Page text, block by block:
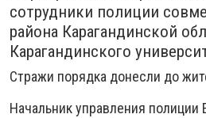
сотрудники полиции
района Карагандинской
Карагандинского
Стражи порядка донесли до
Начальник управления